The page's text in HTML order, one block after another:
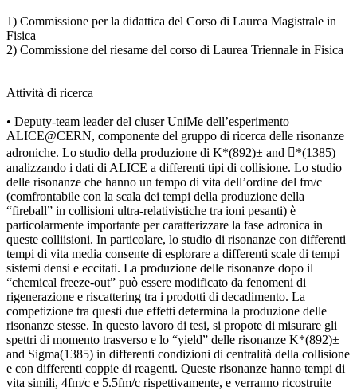
1) Commissione per la didattica del Corso di Laurea Magistrale in
Fisica
2) Commissione del riesame del corso di Laurea Triennale in Fisica
Attività di ricerca
• Deputy-team leader del cluser UniMe dell’esperimento
ALICE@CERN, componente del gruppo di ricerca delle risonanze
adroniche. Lo studio della produzione di K*(892)± and *(1385)
analizzando i dati di ALICE a differenti tipi di collisione. Lo studio
delle risonanze che hanno un tempo di vita dell’ordine del fm/c
(comfrontabile con la scala dei tempi della produzione della
“fireball” in collisioni ultra-relativistiche tra ioni pesanti) è
particolarmente importante per caratterizzare la fase adronica in
queste colliisioni. In particolare, lo studio di risonanze con differenti
tempi di vita media consente di esplorare a differenti scale di tempi
sistemi densi e eccitati. La produzione delle risonanze dopo il
“chemical freeze-out” può essere modificato da fenomeni di
rigenerazione e riscattering tra i prodotti di decadimento. La
competizione tra questi due effetti determina la produzione delle
risonanze stesse. In questo lavoro di tesi, si propote di misurare gli
spettri di momento trasverso e lo “yield” delle risonanze K*(892)±
and Sigma(1385) in differenti condizioni di centralità della collisione
e con differenti coppie di reagenti. Queste risonanze hanno tempi di
vita simili, 4fm/c e 5.5fm/c rispettivamente, e verranno ricostruite